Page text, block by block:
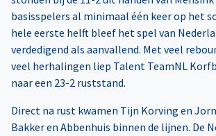
basisspelers al minimaal één keer op het
hele eerste helft bleef het spel van
verdedigend als aanvallend. Met veel
veel herhalingen liep Talent TeamNL
naar een 23-2 ruststand.
Direct na rust kwamen Tijn Korving en
Bakker en Abbenhuis binnen de lijnen. De